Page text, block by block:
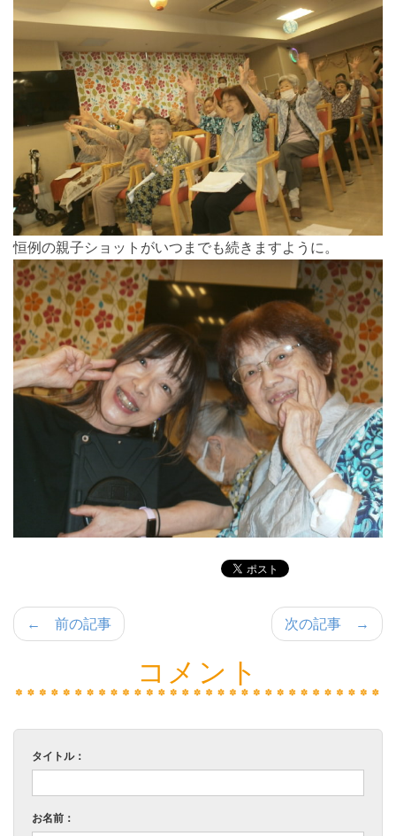
恒例の親子ショットがいつまでも続きますように。
次の記事 →
← 前の記事
コメント
タイトル：
お名前：